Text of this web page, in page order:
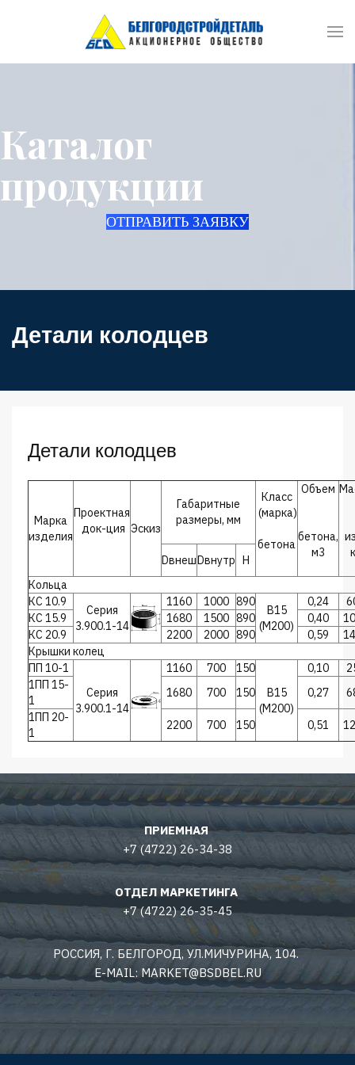
Каталог
продукции
ОТПРАВИТЬ ЗАЯВКУ
Детали колодцев
Детали колодцев
Марка
изделия
Проектная
док-ция Эскиз
Габаритные
размеры, мм
Класс
(марка)
бетона
Объем
бетона,
м3
DвнешDвнутр H
Кольца
КС 10.9
Серия
3.900.1-14
1160 1000 890
В15
(М200)
0,24
КС 15.9
1680 1500 890 0,40
КС 20.9
2200 2000 890 0,59
Крышки колец
ПП 10-1
Серия
3.900.1-14
1160 700
150
В15
(М200)
0,10
1ПП 15-
1
1680 700 150 0,27
1ПП 20-
1
2200 700 150 0,51
ПРИЕМНАЯ
+7 (4722) 26-34-38
ОТДЕЛ МАРКЕТИНГА
+7 (4722) 26-35-45
РОССИЯ, Г. БЕЛГОРОД, УЛ.МИЧУРИНА, 104.
E-MAIL: MARKET@BSDBEL.RU